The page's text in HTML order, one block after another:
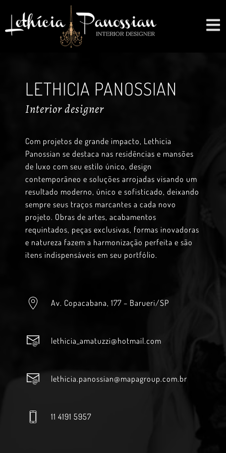
LETHICIA PANOSSIAN
Interior designer
Com projetos de grande impacto, Lethicia
Panossian se destaca nas residências e mansões
de luxo com seu estilo único, design
contemporâneo e soluções arrojadas visando um
resultado moderno, único e sofisticado, deixando
sempre seus traços marcantes a cada novo
projeto. Obras de artes, acabamentos
requintados, peças exclusivas, formas inovadoras
e natureza fazem a harmonização perfeita e são
itens indispensáveis em seu portfólio.
Av. Copacabana, 177 – Barueri/SP
lethicia_amatuzzi@hotmail.com
lethicia.panossian@mapagroup.com.br
11 4191 5957